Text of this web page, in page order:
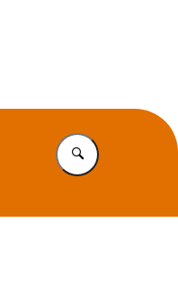
Vul in wat u